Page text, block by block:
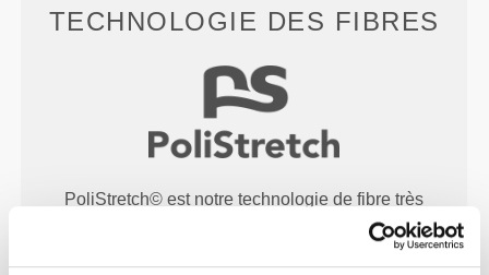
TECHNOLOGIE DES FIBRES
PoliStretch© est notre technologie de fibre très
polyvalente, mise au point en laboratoire, qui t'offre
le bon niveau de compression avec beaucoup